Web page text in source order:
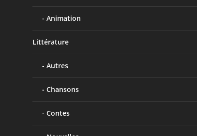
Animation
Littérature
Autres
Chansons
Contes